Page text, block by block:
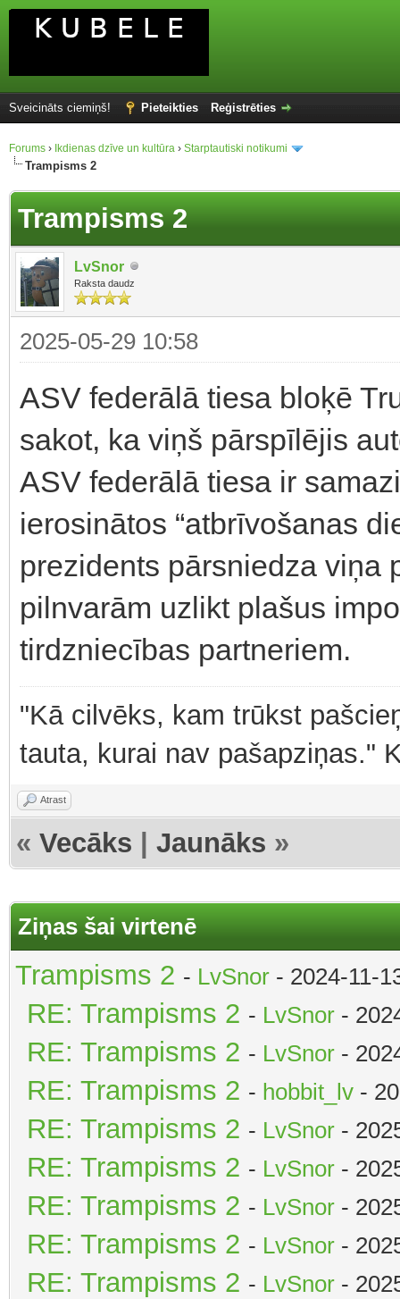
Sveicināts ciemiņš! Pieteikties Reģistrēties
Forums › Ikdienas dzīve un kultūra › Starptautiski notikumi
Trampisms 2
Trampisms 2
LvSnor
Raksta daudz
2025-05-29 10:58
ASV federālā tiesa bloķē
sakot, ka viņš pārspīlējis
ASV federālā tiesa ir
ierosinātos “atbrīvošanas
prezidents pārsniedza viņa
pilnvarām uzlikt plašus
tirdzniecības partneriem.
"Kā cilvēks, kam trūkst
tauta, kurai nav pašapziņas."
Atrast
« Vecāks Jaunāks »
Ziņas šai virtenē
Trampisms 2 - LvSnor - 2024-11-
RE: Trampisms 2 - LvSnor -
RE: Trampisms 2 - LvSnor -
RE: Trampisms 2 - hobbit_lv -
RE: Trampisms 2 - LvSnor -
RE: Trampisms 2 - LvSnor -
RE: Trampisms 2 - LvSnor -
RE: Trampisms 2 - LvSnor -
RE: Trampisms 2 - LvSnor -